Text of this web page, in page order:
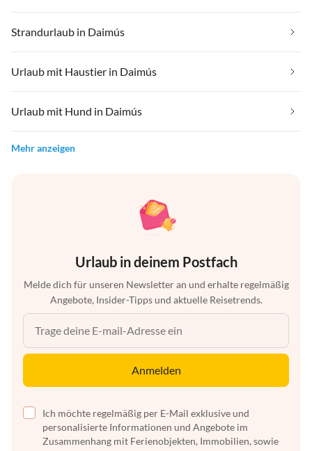
Strandurlaub in Daimús
Urlaub mit Haustier in Daimús
Urlaub mit Hund in Daimús
Mehr anzeigen
Urlaub in deinem Postfach
Melde dich für unseren Newsletter an und erhalte regelmäßig
Angebote, Insider-Tipps und aktuelle Reisetrends.
Anmelden
Ich möchte regelmäßig per E-Mail exklusive und
personalisierte Informationen und Angebote im
Zusammenhang mit Ferienobjekten, Immobilien, sowie